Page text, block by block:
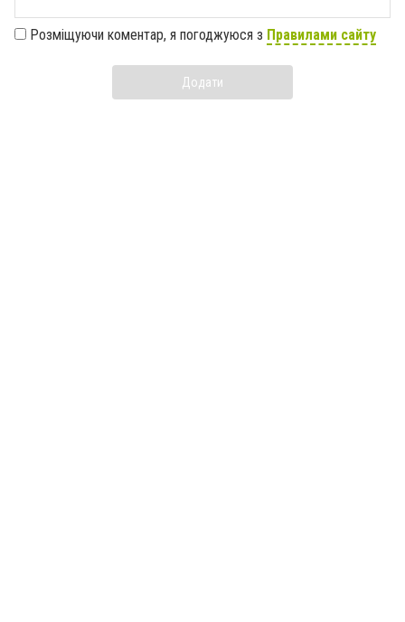
Розміщуючи коментар, я погоджуюся з Правилами сайту
Додати